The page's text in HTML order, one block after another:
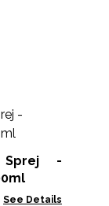
Sprej -
See Details